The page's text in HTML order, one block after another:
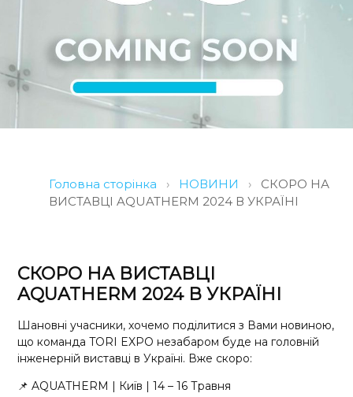
Головна сторінка › НОВИНИ ›
СКОРО НА
ВИСТАВЦІ AQUATHERM 2024 В УКРАЇНІ
СКОРО НА ВИСТАВЦІ
AQUATHERM 2024 В УКРАЇНІ
Шановні учасники, хочемо поділитися з Вами новиною,
що команда TORI EXPO незабаром буде на головній
інженерній виставці в Україні. Вже скоро:
📌 AQUATHERM | Київ | 14 – 16 Травня